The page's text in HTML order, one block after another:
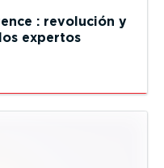
: revolución y
expertos